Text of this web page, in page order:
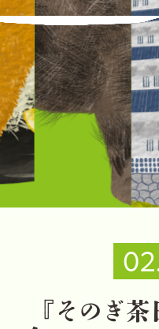
ABOUT
日本橋長崎館
LATEST NEWS
お知らせ
PRODUCT
商品情報
『 そ の ぎ茶